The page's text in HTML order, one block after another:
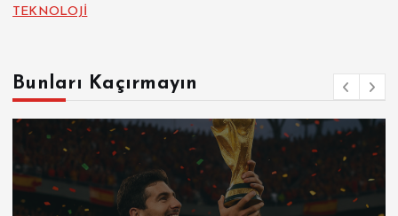
TEKNOLOJİ
Bunları Kaçırmayın